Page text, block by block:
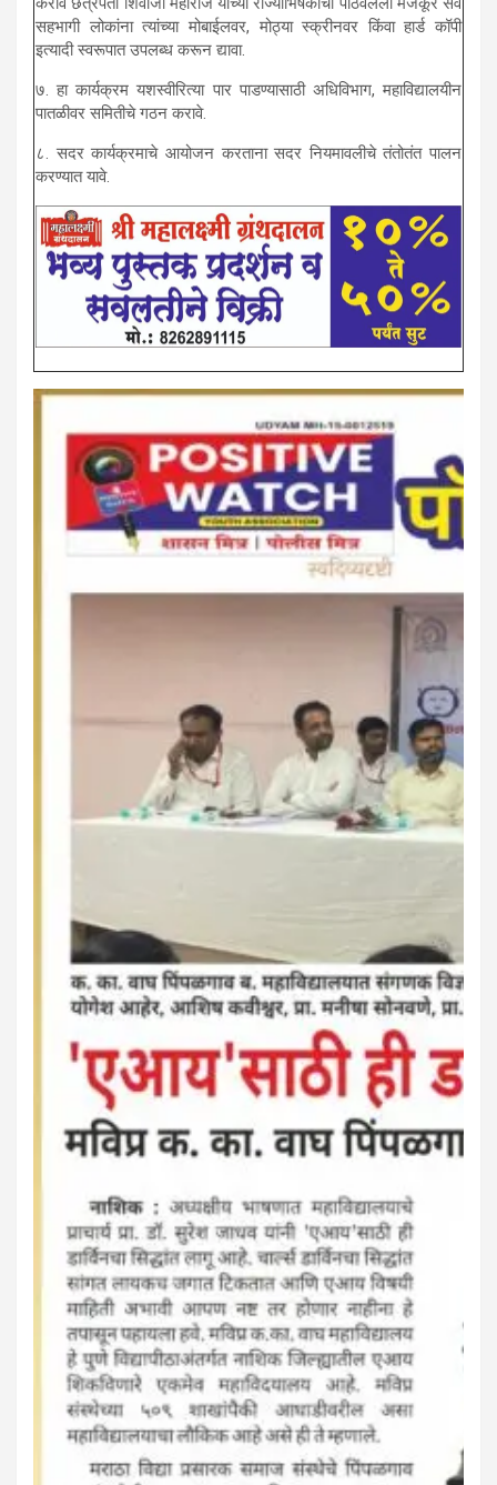
सहभागी लोकांना त्यांच्या मोबाईलवर, मोठ्या स्क्रीनवर किंवा हार्ड कॉपी
इत्यादी स्वरूपात उपलब्ध करून द्यावा.
७. हा कार्यक्रम यशस्वीरित्या पार पाडण्यासाठी अधिविभाग, महाविद्यालयीन
पातळीवर समितीचे गठन करावे.
८. सदर कार्यक्रमाचे आयोजन करताना सदर नियमावलीचे तंतोतंत पालन
करण्यात यावे.